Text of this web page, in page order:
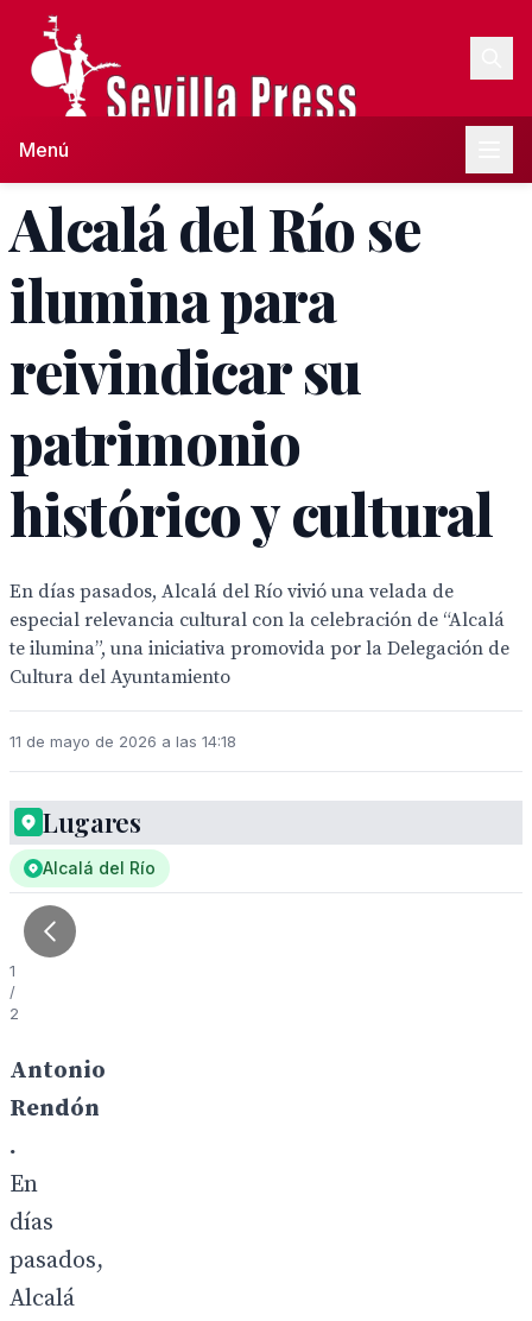
Menú
Alcalá del Río se
ilumina para
reivindicar su
patrimonio
histórico y cultural
En días pasados, Alcalá del Río vivió una velada de
especial relevancia cultural con la celebración de “Alcalá
te ilumina”, una iniciativa promovida por la Delegación de
Cultura del Ayuntamiento
11 de mayo de 2026 a las 14:18
1
/
2
Antonio
Rendón
.
En
días
pasados,
Alcalá
Lugares
Alcalá del Río